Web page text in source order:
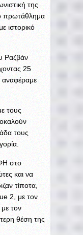
της
πρωτάθλημα
ιστορικό
Ραζβάν
25
αναφέραμε
τους
τους
στο
και να
τίποτα,
2, με τον
τον
θέση της